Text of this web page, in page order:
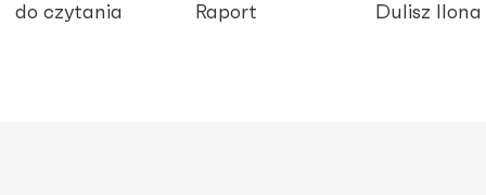
do czytania Raport Dulisz Ilona